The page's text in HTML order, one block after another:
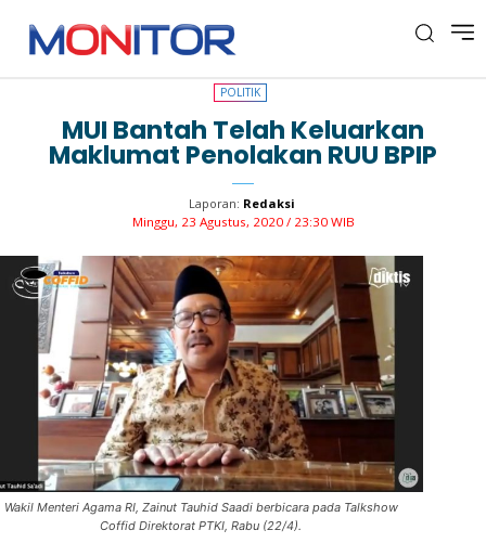
POLITIK
POLITIK
MUI Bantah Telah Keluarkan
Maklumat Penolakan RUU BPIP
Laporan: Redaksi
Minggu, 23 Agustus, 2020 / 23:30 WIB
Wakil Menteri Agama RI, Zainut Tauhid Saadi berbicara pada Talkshow
Coffid Direktorat PTKI, Rabu (22/4).